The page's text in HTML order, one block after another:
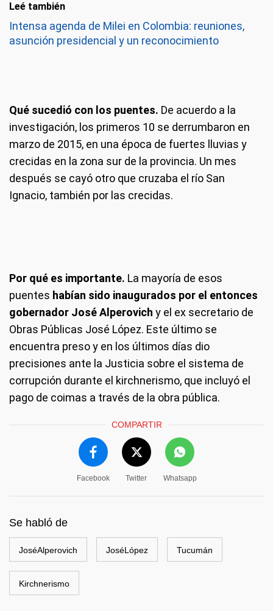
Leé también
Intensa agenda de Milei en Colombia: reuniones,
asunción presidencial y un reconocimiento
Qué sucedió con los puentes. De acuerdo a la
investigación, los primeros 10 se derrumbaron en
marzo de 2015, en una época de fuertes lluvias y
crecidas en la zona sur de la provincia. Un mes
después se cayó otro que cruzaba el río San
Ignacio, también por las crecidas.
Por qué es importante. La mayoría de esos
puentes habían sido inaugurados por el entonces
gobernador José Alperovich y el ex secretario de
Obras Públicas José López. Este último se
encuentra preso y en los últimos días dio
precisiones ante la Justicia sobre el sistema de
corrupción durante el kirchnerismo, que incluyó el
pago de coimas a través de la obra pública.
COMPARTIR
Facebook Twitter Whatsapp
Se habló de
JoséAlperovich JoséLópez Tucumán
Kirchnerismo